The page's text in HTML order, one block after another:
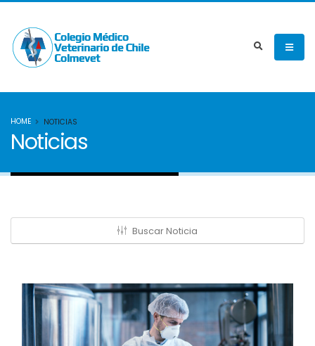
HOME NOTICIAS
Noticias
Buscar Noticia